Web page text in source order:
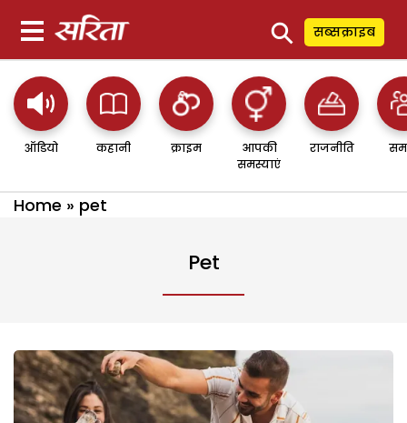
⚲ सब्सक्राइब
ऑडियो कहानी क्राइम
आपकी
समस्याएं
राजनीति
Home » pet
Pet